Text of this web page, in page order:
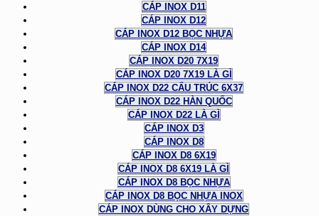
CÁP INOX D11
CÁP INOX D12
CÁP INOX D12 BỌC NHỰA
CÁP INOX D14
CÁP INOX D20 7X19
CÁP INOX D20 7X19 LÀ GÌ
CÁP INOX D22 CẤU TRÚC 6X37
CÁP INOX D22 HÀN QUỐC
CÁP INOX D22 LÀ GÌ
CÁP INOX D3
CÁP INOX D8
CÁP INOX D8 6X19
CÁP INOX D8 6X19 LÀ GÌ
CÁP INOX D8 BỌC NHỰA
CÁP INOX D8 BỌC NHỰA INOX
CÁP INOX DÙNG CHO XÂY DỰNG